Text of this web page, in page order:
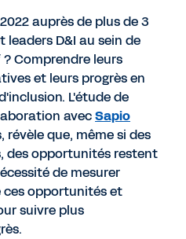
auprès de plus de 3
leaders D&I au sein de
Comprendre leurs
et leurs progrès en
L'étude de
avecSapio
révèle que, même si des
des opportunités restent
de mesurer
opportunités et
suivre plus